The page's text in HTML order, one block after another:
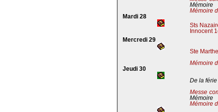
Mémoire
Mémoire
Mardi 28
Sts
Innocent
Mercredi 29
Ste
Mémoire
Jeudi 30
De la férie
Messe
Mémoire
Mémoire